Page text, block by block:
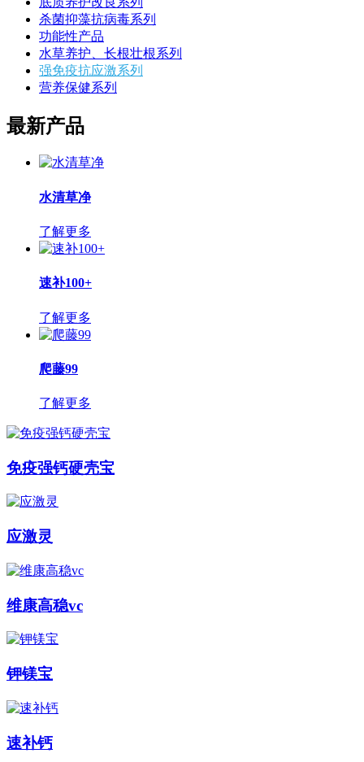
杀菌抑藻抗病毒系列
功能性产品
水草养护、长根壮根系列
强免疫抗应激系列
营养保健系列
最新产品
水清草净
了解更多
速补100+
了解更多
爬藤99
了解更多
免疫强钙硬壳宝
应激灵
维康高稳vc
钾镁宝
速补钙